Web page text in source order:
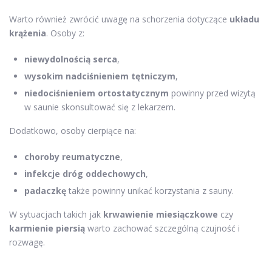
Warto również zwrócić uwagę na schorzenia dotyczące układu
krążenia. Osoby z:
niewydolnością serca,
wysokim nadciśnieniem tętniczym,
niedociśnieniem ortostatycznym powinny przed wizytą
w saunie skonsultować się z lekarzem.
Dodatkowo, osoby cierpiące na:
choroby reumatyczne,
infekcje dróg oddechowych,
padaczkę także powinny unikać korzystania z sauny.
W sytuacjach takich jak krwawienie miesiączkowe czy
karmienie piersią warto zachować szczególną czujność i
rozwagę.